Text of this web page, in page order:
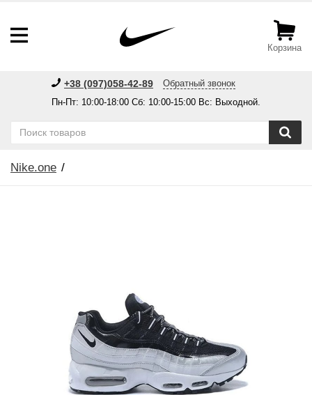
Корзина
+38 (097)058-42-89
Обратный звонок
Пн-Пт: 10:00-18:00 Сб: 10:00-15:00 Вс: Выходной.
Nike.one